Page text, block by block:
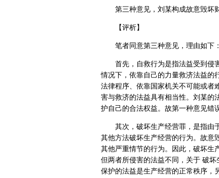
第三种意见，刘某构成故意毁坏财
【评析】
笔者同意第三种意见，理由如下：
首先，自救行为是指法益受到侵害
情况下，依靠自己的力量救济法益的
法律程序、依靠国家机关不可能或者
害与救济的法益具有相当性。刘某的
护自己的合法权益。故第一种意见错
其次，破坏生产经营罪，是指由于
其他方法破坏生产经营的行为。故意
其他严重情节的行为。因此，破坏生
但两者所侵害的法益不同，关于 破
保护的法益是生产经营的正常秩序，